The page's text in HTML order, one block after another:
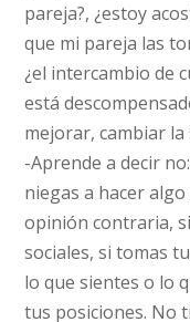
pareja?, ¿estoy
que mi pareja las
¿el intercambio de
está
mejorar, cambiar la
-Aprende a decir
niegas a hacer
opinión contraria,
sociales, si tomas
lo que sientes o lo
tus posiciones. No